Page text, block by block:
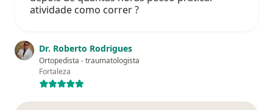
atividade como correr ?
Dr. Roberto Rodrigues
Ortopedista - traumatologista
Fortaleza